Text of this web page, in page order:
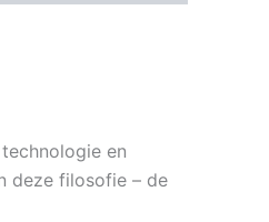
en
deze filosofie – de